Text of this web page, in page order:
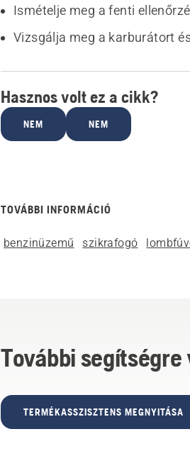
Ismételje meg a fenti
Vizsgálja meg a karburátort
Hasznos volt ez a cikk?
NEM NEM
TOVÁBBI INFORMÁCIÓ
benzinüzemű szikrafogó
További
TERMÉKASSZISZTENS MEGNYITÁSA